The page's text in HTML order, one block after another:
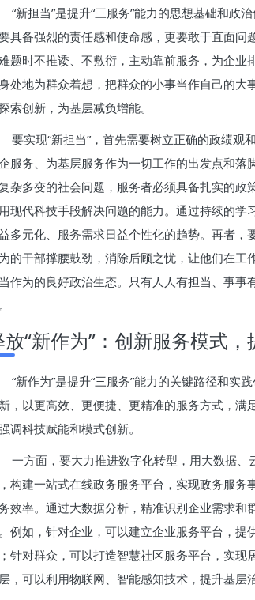
“新担当”是提升“三服务”能力的思想基础和政
具备强烈的责任感和使命感，更要敢于直面
题时不推诿、不敷衍，主动靠前服务，为企业
处地为群众着想，把群众的小事当作自己的
索创新，为基层减负增能。
要实现“新担当”，首先需要树立正确的政绩观
服务、为基层服务作为一切工作的出发点和
杂多变的社会问题，服务者必须具备扎实的政
现代科技手段解决问题的能力。通过持续的
多元化、服务需求日益个性化的趋势。再者
的干部撑腰鼓劲，消除后顾之忧，让他们在
作为的良好政治生态。只有人人有担当、事事
放“新作为”：创新服务模式
“新作为”是提升“三服务”能力的关键路径和实
，以更高效、更便捷、更精准的服务方式，满
调科技赋能和模式创新。
一方面，要大力推进数字化转型，用大数据、
构建一站式在线政务服务平台，实现政务服务
效率。通过大数据分析，精准识别企业需求和
例如，针对企业，可以建立企业服务平台，
针对群众，可以打造智慧社区服务平台，实
，可以利用物联网、智能感知技术，提升基层